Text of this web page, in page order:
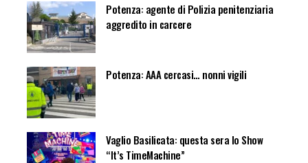
Potenza: agente di Polizia penitenziaria
aggredito in carcere
Potenza: AAA cercasi… nonni vigili
Vaglio Basilicata: questa sera lo Show
“It’s TimeMachine”